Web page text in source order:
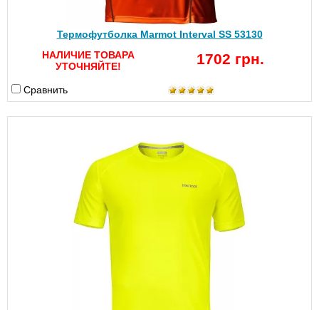
Термофутболка Marmot Interval SS 53130
НАЛИЧИЕ ТОВАРА
УТОЧНЯЙТЕ!
1702 грн.
Сравнить